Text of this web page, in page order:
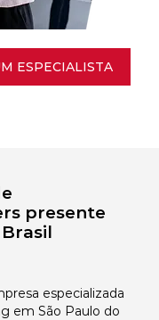
ESPECIALISTA
presente
especializada
em São Paulo do